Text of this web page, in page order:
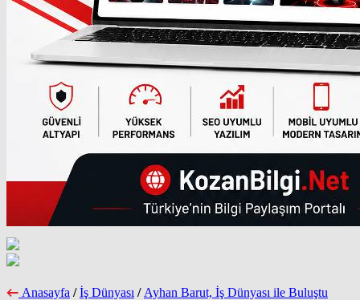
Anasayfa / İş Dünyası / Ayhan Barut, İş Dünyası ile Buluştu